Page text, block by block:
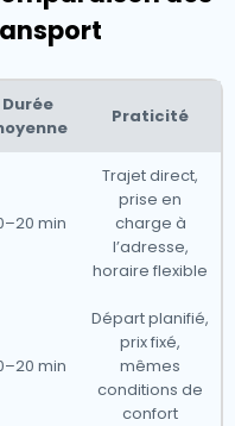
Durée
Praticité
min
Trajet direct,
prise en
charge à
l’adresse,
horaire flexible
min
Départ planifié,
prix fixé,
mêmes
conditions de
confort